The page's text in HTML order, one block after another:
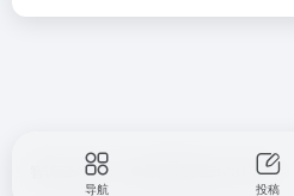
智说 Zshuo.cn 粤ICP备2022123107号
导航 投稿